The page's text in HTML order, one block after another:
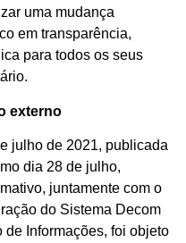
uma mudança
em transparência,
para todos os seus
externo
julho de 2021, publicada
dia 28 de julho,
juntamente com o
do Sistema Decom
Informações, foi objeto